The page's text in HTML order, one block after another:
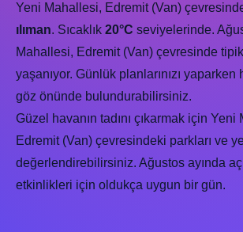
Yeni Mahallesi, Edremit (Van)
ılıman. Sıcaklık 20°C seviyelerinde.
Mahallesi, Edremit (Van) çevresinde
yaşanıyor. Günlük planlarınızı
göz önünde bulundurabilirsiniz.
Güzel havanın tadını çıkarmak için Yeni
Edremit (Van) çevresindeki parkları ve
değerlendirebilirsiniz. Ağustos ayında
etkinlikleri için oldukça uygun bir gün.